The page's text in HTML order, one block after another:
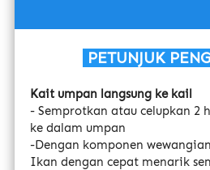
PETUNJUK
Kait umpan langsung ke kail
- Semprotkan atau celupkan 2
ke dalam umpan
-Dengan komponen
Ikan dengan cepat menarik